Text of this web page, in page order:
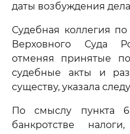
даты возбуждения
Судебная коллегия
Верховного Суда
отменяя принятые
судебные акты и
существу, указала
По смыслу пункта
банкротстве